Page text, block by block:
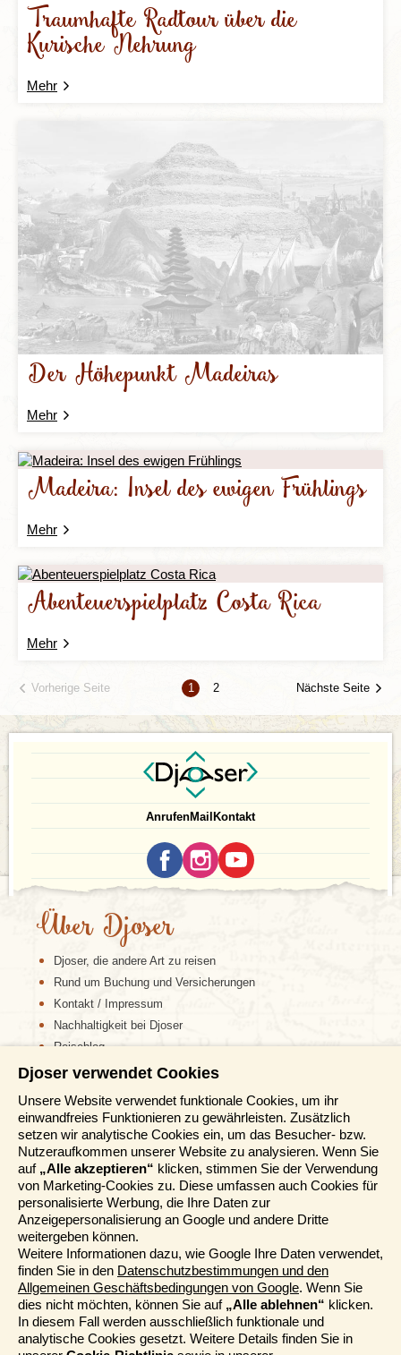
Traumhafte Radtour über die
Kurische Nehrung
Mehr
Der Höhepunkt Madeiras
Mehr
Madeira: Insel des ewigen Frühlings
Mehr
Abenteuerspielplatz Costa Rica
Mehr
Vorherige Seite 1 2 Nächste Seite
AnrufenMail Kontakt
Über Djoser
Djoser, die andere Art zu reisen
Rund um Buchung und Versicherungen
Kontakt / Impressum
Nachhaltigkeit bei Djoser
Reiseblog
Informationen
Reisemessen
Häufig gestellte Fragen
AGB
Formblatt
Datenschutz
Informationstage
Unser Belgischer Partner
Unser Niederländischer Partner
Sitemap
Cookie-Richtlinie
Djoser verwendet Cookies
Unsere Website verwendet funktionale Cookies, um ihr
einwandfreies Funktionieren zu gewährleisten. Zusätzlich
setzen wir analytische Cookies ein, um das Besucher- bzw.
Nutzeraufkommen unserer Website zu analysieren. Wenn Sie
auf „Alle akzeptieren“ klicken, stimmen Sie der Verwendung
von Marketing-Cookies zu. Diese umfassen auch Cookies für
personalisierte Werbung, die Ihre Daten zur
Anzeigepersonalisierung an Google und andere Dritte
weitergeben können.
Weitere Informationen dazu, wie Google Ihre Daten verwendet,
finden Sie in den Datenschutzbestimmungen und den
Allgemeinen Geschäftsbedingungen von Google. Wenn Sie
dies nicht möchten, können Sie auf „Alle ablehnen“ klicken.
In diesem Fall werden ausschließlich funktionale und
analytische Cookies gesetzt. Weitere Details finden Sie in